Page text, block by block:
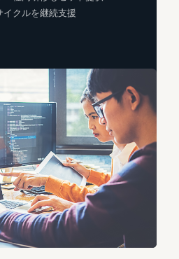
イクルを継続支援